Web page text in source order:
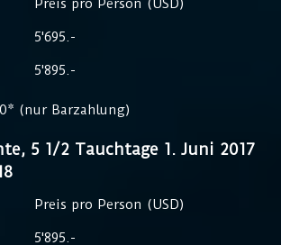
Preis pro Person (USD)
5'695.-
5'895.-
(nur Barzahlung)
5 1/2 Tauchtage 1. Juni 2017
Preis pro Person (USD)
5'895.-